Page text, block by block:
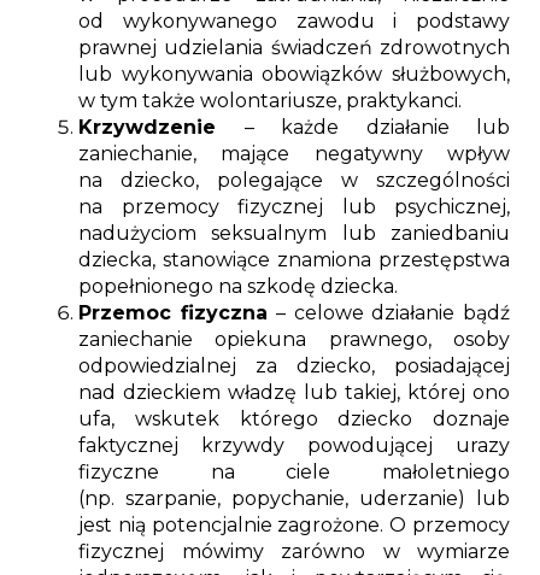
od wykonywanego zawodu i podstawy
prawnej udzielania świadczeń zdrowotnych
lub wykonywania obowiązków służbowych,
w tym także wolontariusze, praktykanci.
Krzywdzenie – każde działanie lub
zaniechanie, mające negatywny wpływ
na dziecko, polegające w szczególności
na przemocy fizycznej lub psychicznej,
nadużyciom seksualnym lub zaniedbaniu
dziecka, stanowiące znamiona przestępstwa
popełnionego na szkodę dziecka.
Przemoc fizyczna– celowe działanie bądź
zaniechanie opiekuna prawnego, osoby
odpowiedzialnej za dziecko, posiadającej
nad dzieckiem władzę lub takiej, której ono
ufa, wskutek którego dziecko doznaje
faktycznej krzywdy powodującej urazy
fizyczne na ciele małoletniego
(np. szarpanie, popychanie, uderzanie) lub
jest nią potencjalnie zagrożone. O przemocy
fizycznej mówimy zarówno w wymiarze